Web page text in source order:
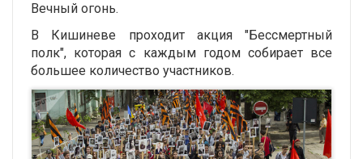
Вечный огонь.
В Кишиневе проходит акция "Бессмертный
полк", которая с каждым годом собирает все
большее количество участников.